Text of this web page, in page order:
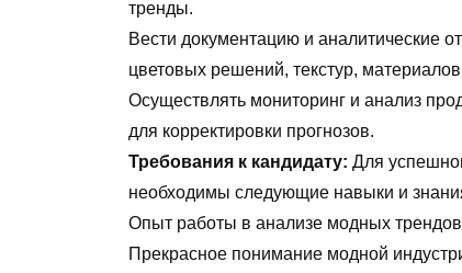
тренды.
Вести документацию и аналитические
цветовых решений, текстур,
Осуществлять мониторинг и анализ
для корректировки прогнозов.
Требования к кандидату: Для
необходимы следующие навыки и
Опыт работы в анализе модных
Прекрасное понимание модной